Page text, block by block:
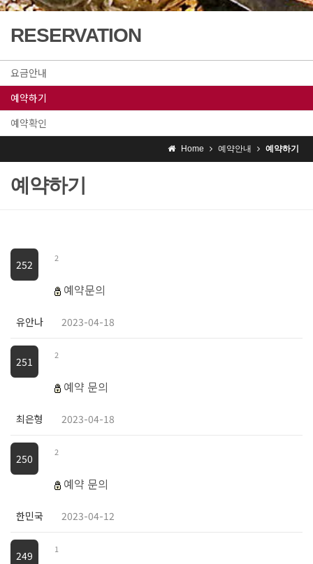
RESERVATION
요금안내
예약하기
예약확인
Home 예약안내 예약하기
예약하기
2
252
예약문의
유안나 2023-04-18
2
251
예약 문의
최은형 2023-04-18
2
250
예약 문의
한민국 2023-04-12
1
249